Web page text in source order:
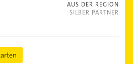
AUS DER REGION
SILBER PARTNER